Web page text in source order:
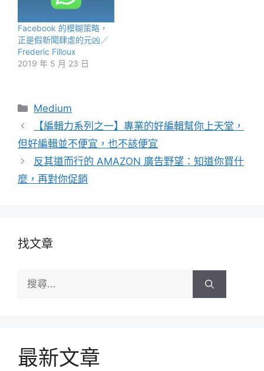
Facebook 的模糊策略，
正是假新聞肆虐的元凶／
Frederic Filloux
2019 年 5 月 23 日
分
類
Medium
【編輯力系列之一】專業的好編輯幫你上天堂，
但好編輯並不便宜，也不該便宜
反其道而行的 AMAZON 廣告野望：知道你買什
麼，再對你促銷
找文章
尋:
最新文章